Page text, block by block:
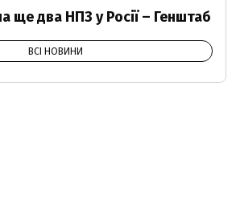
ще два НПЗ у Росії – Генштаб
ВСІ НОВИНИ